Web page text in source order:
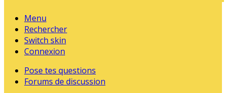
Menu
Rechercher
Switch skin
Connexion
Pose tes questions
Forums de discussion